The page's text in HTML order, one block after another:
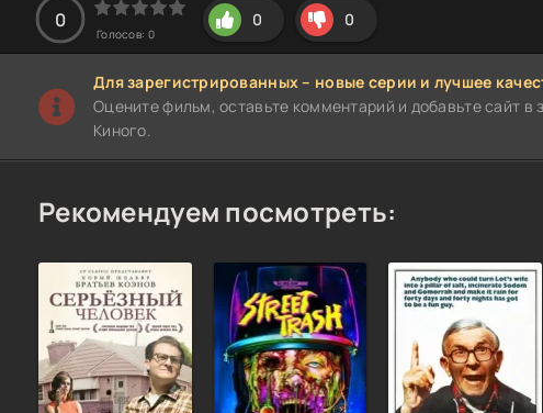
0
Голосов: 0
0 0
Для зарегистрированных – новые серии и лучшее
Оцените фильм, оставьте комментарий и добавьте сайт в
Киного.
Рекомендуем посмотреть: